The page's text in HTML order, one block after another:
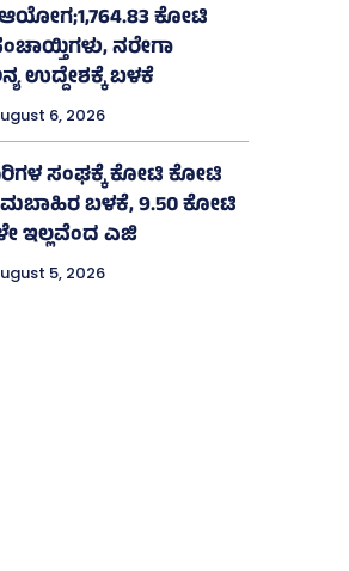
ಆಯೋಗ;1,764.83 ಕೋಟಿ
ನರೇಗಾ
ಉದ್ದೇಶಕ್ಕೆ ಬಳಕೆ
6, 2026
ಸಂಘಕ್ಕೆ ಕೋಟಿ ಕೋಟಿ
ಬಳಕೆ, 9.50 ಕೋಟಿ
ಇಲ್ಲವೆಂದ ಎಜಿ
5, 2026